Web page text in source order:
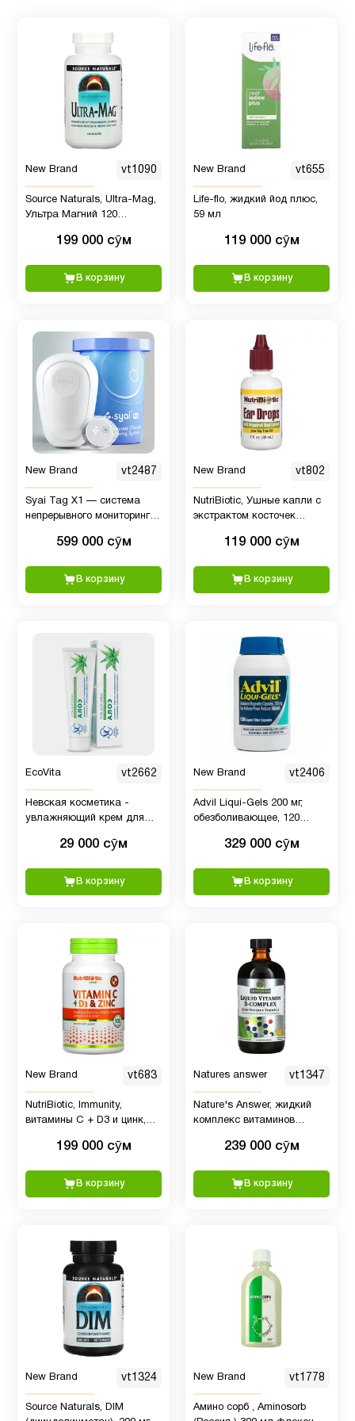
Куркума
куркумин
2
Лютеин и
зеаксантин
1
Магний 20
Магний
глицинат
цитрат
Мелатонин
Микроэлементы
Минералы
Миралакс
Молозиво 4
Мультивитамины
Новые
поступления
ногти и
волосы
ногти и
волосыКоллагены
Омега
(omega
Папайя 1
Пищевые
добавки
1
Препараты
с магнием
21
Пробиотик
2
Пробиотики
New Brand vt1090
Source Naturals, Ultra-Mag,
Ультра Магний 120
199 000 сӯм
В корзину
New Brand vt655
Life-flo, жидкий йод плюс,
59 мл
119 000 сӯм
В корзину
New Brand vt2487
Syai Tag X1 — система
непрерывного мониторинга
599 000 сӯм
В корзину
New Brand vt802
NutriBiotic, Ушные капли с
экстрактом косточек
чайного дерева, 30 мл
119 000 сӯм
В корзину
EcoVita vt2662
Невская косметика -
увлажняющий крем для
29 000 сӯм
В корзину
New Brand vt2406
Advil Liqui-Gels 200 мг,
обезболивающее, 120
наполнением
329 000 сӯм
В корзину
New Brand vt683
NutriBiotic, Immunity,
витамины C + D3 и цинк,
199 000 сӯм
В корзину
Natures answer vt1347
Nature's Answer, жидкий
комплекс витаминов
вкусом мандарина, 240 мл
239 000 сӯм
В корзину
New Brand vt1324
Source Naturals, DIM
New Brand vt1778
Амино сорб , Aminosorb